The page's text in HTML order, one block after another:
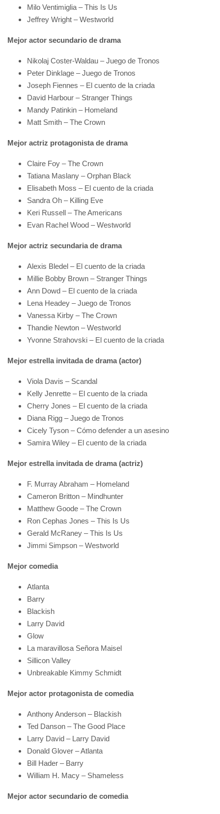
Milo Ventimiglia – This Is Us
Jeffrey Wright – Westworld
Mejor actor secundario de drama
Nikolaj Coster-Waldau – Juego de Tronos
Peter Dinklage – Juego de Tronos
Joseph Fiennes – El cuento de la criada
David Harbour – Stranger Things
Mandy Patinkin – Homeland
Matt Smith – The Crown
Mejor actriz protagonista de drama
Claire Foy – The Crown
Tatiana Maslany – Orphan Black
Elisabeth Moss – El cuento de la criada
Sandra Oh – Killing Eve
Keri Russell – The Americans
Evan Rachel Wood – Westworld
Mejor actriz secundaria de drama
Alexis Bledel – El cuento de la criada
Millie Bobby Brown – Stranger Things
Ann Dowd – El cuento de la criada
Lena Headey – Juego de Tronos
Vanessa Kirby – The Crown
Thandie Newton – Westworld
Yvonne Strahovski – El cuento de la criada
Mejor estrella invitada de drama (actor)
Viola Davis – Scandal
Kelly Jenrette – El cuento de la criada
Cherry Jones – El cuento de la criada
Diana Rigg – Juego de Tronos
Cicely Tyson – Cómo defender a un asesino
Samira Wiley – El cuento de la criada
Mejor estrella invitada de drama (actriz)
F. Murray Abraham – Homeland
Cameron Britton – Mindhunter
Matthew Goode – The Crown
Ron Cephas Jones – This Is Us
Gerald McRaney – This Is Us
Jimmi Simpson – Westworld
Mejor comedia
Atlanta
Barry
Blackish
Larry David
Glow
La maravillosa Señora Maisel
Sillicon Valley
Unbreakable Kimmy Schmidt
Mejor actor protagonista de comedia
Anthony Anderson – Blackish
Ted Danson – The Good Place
Larry David – Larry David
Donald Glover – Atlanta
Bill Hader – Barry
William H. Macy – Shameless
Mejor actor secundario de comedia